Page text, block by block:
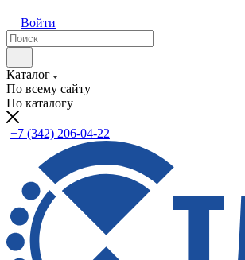
Войти
Каталог
По всему сайту
По каталогу
+7 (342) 206-04-22